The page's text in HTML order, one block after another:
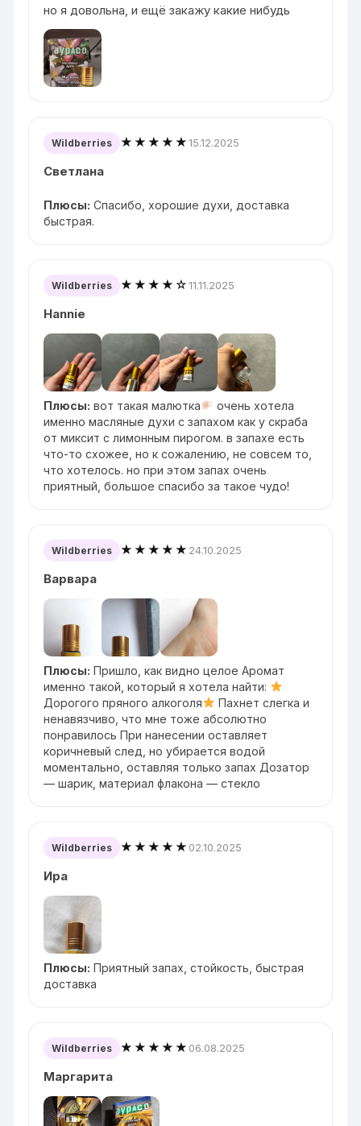
но я довольна, и ещё закажу какие нибудь
Wildberries ★★★★★15.12.2025
Светлана
Плюсы: Спасибо, хорошие духи, доставка
быстрая.
Wildberries ★★★★☆11.11.2025
Hannie
Плюсы: вот такая малютка
очень хотела
именно масляные духи с запахом как у скраба
от миксит с лимонным пирогом. в запахе есть
что-то схожее, но к сожалению, не совсем то,
что хотелось. но при этом запах очень
приятный, большое спасибо за такое чудо!
Wildberries ★★★★★ 24.10.2025
Варвара
Плюсы: Пришло, как видно целое Аромат
именно такой, который я хотела найти:
Дорогого пряного алкоголя
Пахнет слегка и
ненавязчиво, что мне тоже абсолютно
понравилось При нанесении оставляет
коричневый след, но убирается водой
моментально, оставляя только запах Дозатор
— шарик, материал флакона — стекло
Wildberries ★★★★★ 02.10.2025
Ира
Плюсы: Приятный запах, стойкость, быстрая
доставка
Wildberries ★★★★★ 06.08.2025
Маргарита